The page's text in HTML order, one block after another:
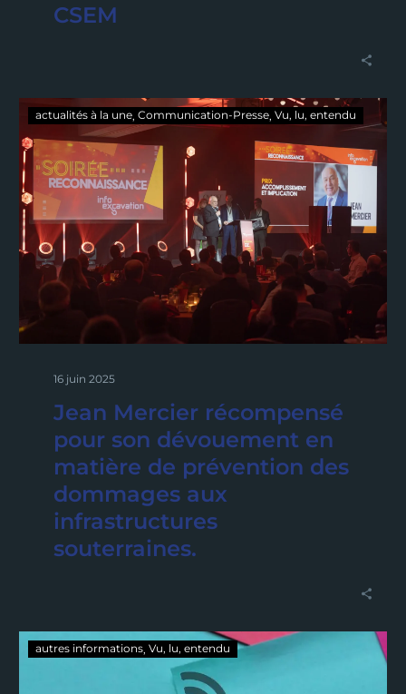
CSEM
actualités à la une Communication-Presse Vu, lu, entendu
16 juin 2025
Jean Mercier récompensé
pour son dévouement en
matière de prévention des
dommages aux
infrastructures
souterraines.
autres informations Vu, lu, entendu